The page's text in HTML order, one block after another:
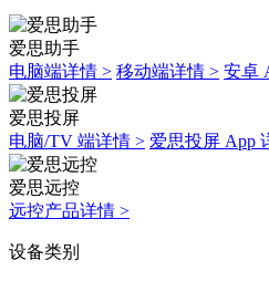
爱思助手
电脑端详情 > 移动端详情 > 安卓
爱思投屏
电脑/TV 端详情 > 爱思投屏 App
爱思远控
远控产品详情 >
设备类别